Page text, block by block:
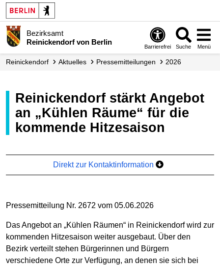
Bezirksamt
Reinickendorf von Berlin
Barrierefrei Suche Menü
Reinickendorf Aktuelles Presse­mitteilungen 2026
Reinickendorf stärkt Angebot
an „Kühlen Räume“ für die
kommende Hitzesaison
Direkt zur Kontaktinformation
Pressemitteilung Nr. 2672 vom 05.06.2026
Das Angebot an „Kühlen Räumen“ in Reinickendorf wird zur
kommenden Hitzesaison weiter ausgebaut. Über den
Bezirk verteilt stehen Bürgerinnen und Bürgern
verschiedene Orte zur Verfügung, an denen sie sich bei